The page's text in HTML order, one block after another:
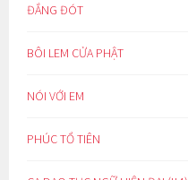
ĐẮNG ĐÓT
BÔI LEM CỬA PHẬT
NÓI VỚI EM
PHÚC TỔ TIÊN